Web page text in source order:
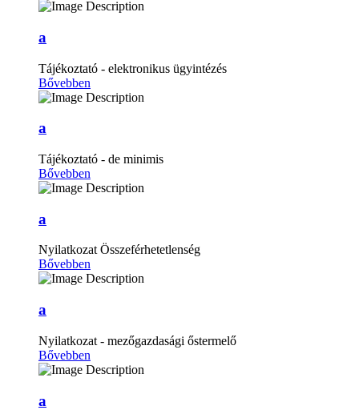
a
Tájékoztató - elektronikus ügyintézés
Bővebben
a
Tájékoztató - de minimis
Bővebben
a
Nyilatkozat Összeférhetetlenség
Bővebben
a
Nyilatkozat - mezőgazdasági őstermelő
Bővebben
a